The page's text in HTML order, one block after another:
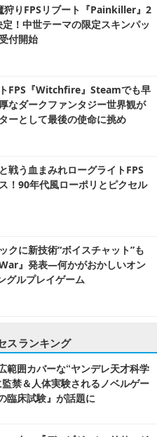
狩りFPSリブート『Painkiller』2
！中世テーマの限定スキンパッ
付開始
FPS『Witchfire』Steamでも早
なダークファンタジー世界観が
ーとして最後の使命に挑め
戦う血まみれローグライトFPS
！90年代風ローポリとピクセル
クに新技術“ボイスチャット”も
』発表―何かがおかしいオン
グルプレイゲーム
スランキング
範囲カバーな“ヤンデレ天才科学
禁＆人体実験されるノベルゲー
臨床試験』が話題に